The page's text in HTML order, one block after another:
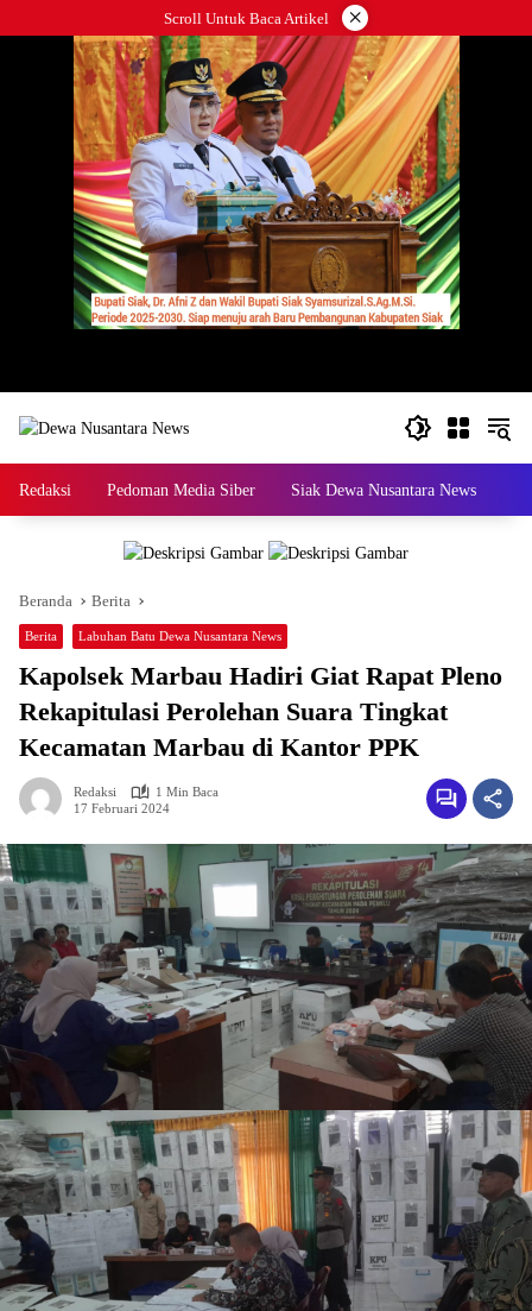
ke
Scroll Untuk Baca Artikel ×
Redaksi Pedoman Media Siber Siak Dewa Nusantara News
Beranda Berita
Berita Labuhan Batu Dewa Nusantara News
Kapolsek Marbau Hadiri Giat Rapat Pleno
Rekapitulasi Perolehan Suara Tingkat
Kecamatan Marbau di Kantor PPK
Redaksi
1 Min Baca
17 Februari 2024